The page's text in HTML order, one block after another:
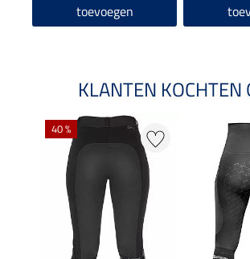
toevoegen
KLANTEN KOCHTEN
40 %